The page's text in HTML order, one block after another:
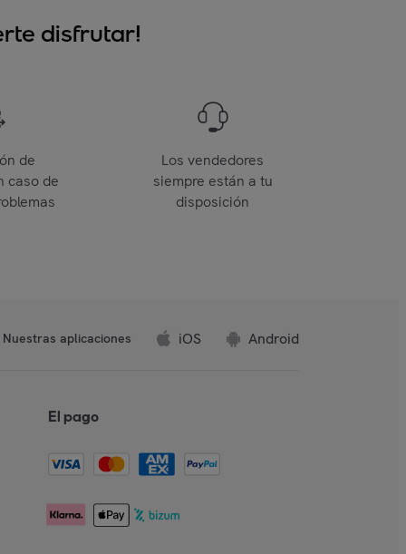
disfrutar!
de
caso de
Los vendedores
siempre están a tu
disposición
Nuestras aplicaciones iOS Android
El pago